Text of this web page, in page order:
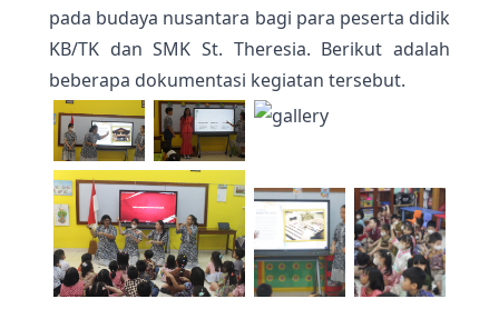
pada budaya nusantara bagi para peserta didik
KB/TK dan SMK St. Theresia. Berikut adalah
beberapa dokumentasi kegiatan tersebut.